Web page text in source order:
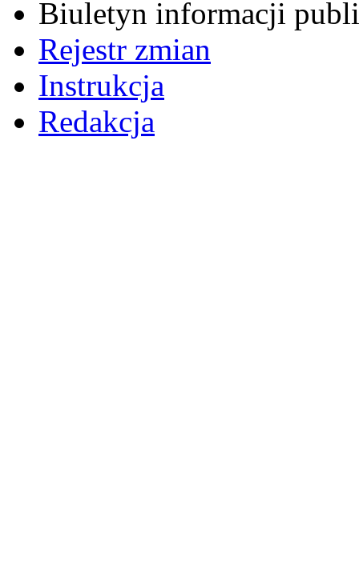
Biuletyn informacji
Rejestr zmian
Instrukcja
Redakcja